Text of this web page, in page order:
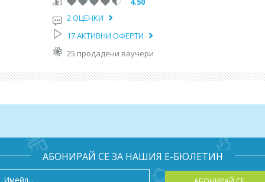
екскурзовод на български език.
обгърната в празнична премяна и ухание на греяно вино и
барокови фасади и романтични улички, водещи ни до
статуи и омагьосваща гледка към града.Продължаваме
Стария град, където времето сякаш е спряло. Ще излезем
празничност в Прага – с дървени къщички, пъстри
2 ОЦЕНКИ
17 АКТИВНИ ОФЕРТИ
25 продадени ваучери
АБОНИРАЙ СЕ ЗА НАШИЯ Е-БЮЛЕТИН